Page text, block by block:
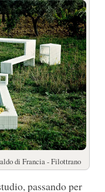
di Francia - Filottrano
passando per